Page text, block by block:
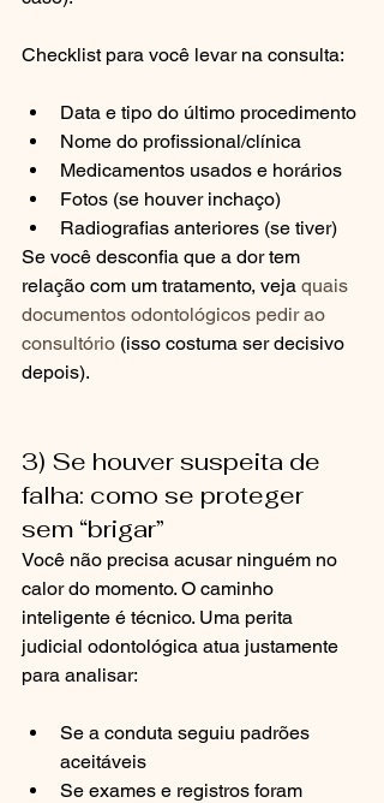
Checklist para você levar na consulta:
Data e tipo do último procedimento
Nome do profissional/clínica
Medicamentos usados e horários
Fotos (se houver inchaço)
Radiografias anteriores (se tiver)
Se você desconfia que a dor tem
relação com um tratamento, veja quais
documentos odontológicos pedir ao
consultório (isso costuma ser decisivo
depois).
3) Se houver suspeita de
falha: como se proteger
sem “brigar”
Você não precisa acusar ninguém no
calor do momento. O caminho
inteligente é técnico. Uma perita
judicial odontológica atua justamente
para analisar:
Se a conduta seguiu padrões
aceitáveis
Se exames e registros foram